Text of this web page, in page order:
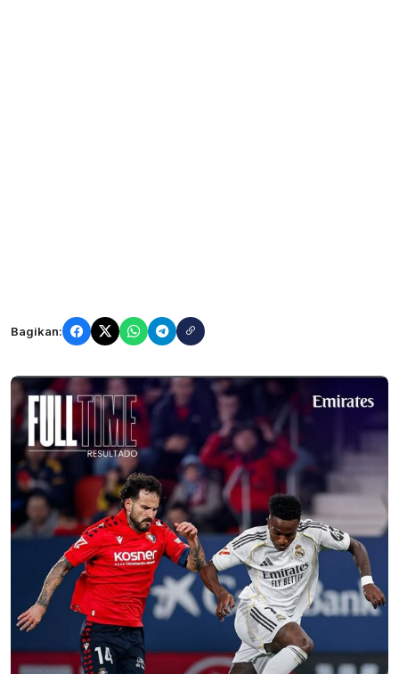
Bagikan: